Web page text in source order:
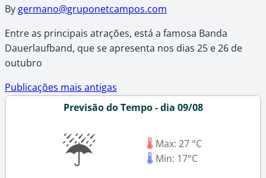
By germano@gruponetcampos.com
Entre as principais atrações, está a famosa Banda
Dauerlaufband, que se apresenta nos dias 25 e 26 de
outubro
Navegação
Publicações mais antigas
Previsão do Tempo - dia 09/08
☔ 🌡 Max: 27 °C
🌡 Min: 17°C